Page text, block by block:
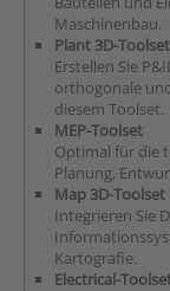
Maschinenbau.
Plant 3D-Toolset
Erstellen Sie
orthogonale
diesem Toolset.
MEP-Toolset
Optimal für die
Planung,
Map 3D-Toolset
Integrieren Sie
Kartografie.
Electrical-